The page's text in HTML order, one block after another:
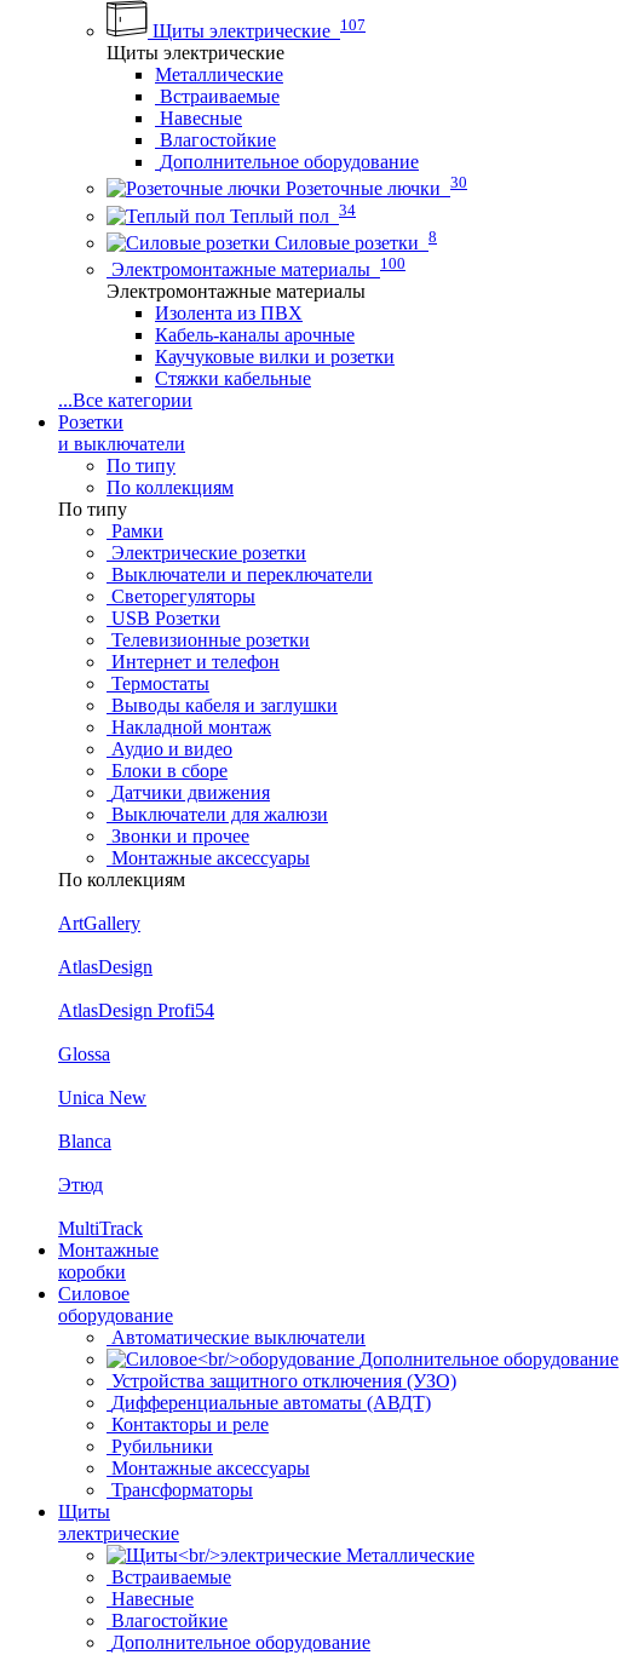
Щиты электрические 107
Щиты электрические
Металлические
Встраиваемые
Навесные
Влагостойкие
Дополнительное оборудование
Розеточные лючки 30
Теплый пол 34
Силовые розетки 8
Электромонтажные материалы 100
Электромонтажные материалы
Изолента из ПВХ
Кабель-каналы арочные
Каучуковые вилки и розетки
Стяжки кабельные
...Все категории
Розетки
и выключатели
По типу
По коллекциям
По типу
Рамки
Электрические розетки
Выключатели и переключатели
Светорегуляторы
USB Розетки
Телевизионные розетки
Интернет и телефон
Термостаты
Выводы кабеля и заглушки
Накладной монтаж
Аудио и видео
Блоки в сборе
Датчики движения
Выключатели для жалюзи
Звонки и прочее
Монтажные аксессуары
По коллекциям
ArtGallery
AtlasDesign
AtlasDesign Profi54
Glossa
Unica New
Blanca
Этюд
MultiTrack
Монтажные
коробки
Силовое
оборудование
Автоматические выключатели
Дополнительное оборудование
Устройства защитного отключения (УЗО)
Дифференциальные автоматы (АВДТ)
Контакторы и реле
Рубильники
Монтажные аксессуары
Трансформаторы
Щиты
электрические
Металлические
Встраиваемые
Навесные
Влагостойкие
Дополнительное оборудование